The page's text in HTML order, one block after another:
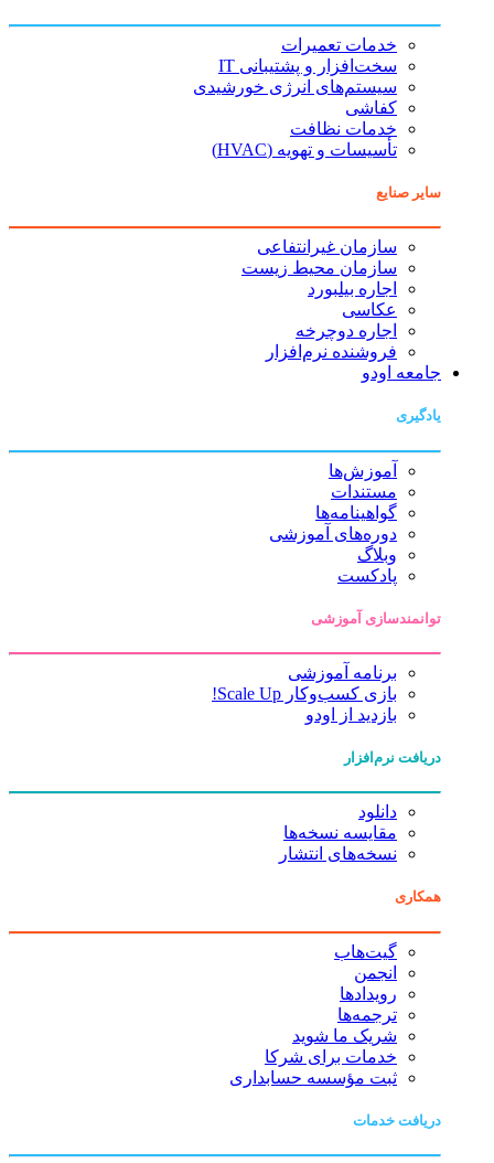
خدمات تعمیرات
سخت‌افزار و پشتیبانی IT
سیستم‌های انرژی خورشیدی
کفاشی
خدمات نظافت
تأسیسات و تهویه (HVAC)
سایر صنایع
سازمان غیرانتفاعی
سازمان محیط زیست
اجاره بیلبورد
عکاسی
اجاره دوچرخه
فروشنده نرم‌افزار
جامعه اودو
یادگیری
آموزش‌ها
مستندات
گواهینامه‌ها
دوره‌های آموزشی
وبلاگ
پادکست
توانمندسازی آموزشی
برنامه آموزشی
بازی کسب‌وکار Scale Up!
بازدید از اودو
دریافت نرم‌افزار
دانلود
مقایسه نسخه‌ها
نسخه‌های انتشار
همکاری
گیت‌هاب
انجمن
رویدادها
ترجمه‌ها
شریک ما شوید
خدمات برای شرکا
ثبت مؤسسه حسابداری
دریافت خدمات